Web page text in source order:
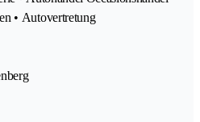
• Autovertretung